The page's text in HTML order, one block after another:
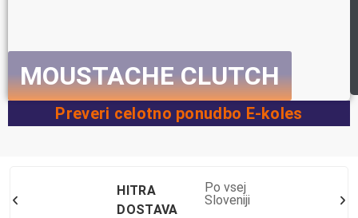
MOUSTACHE CLUTCH
Preveri celotno ponudbo E-koles
HITRA
DOSTAVA
Po vsej
Sloveniji